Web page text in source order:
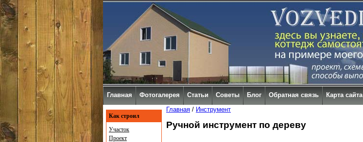
Главная / Инструмент
Ручной инструмент по дереву
Как строил
Участок
Проект
Главная Фотогалерея Статьи Советы Блог Обратная связь Карта сайта